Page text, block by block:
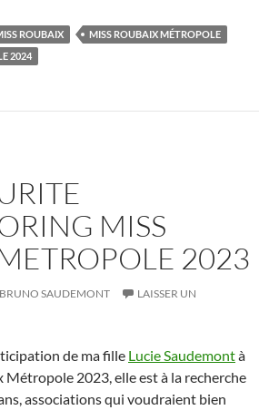
ROUBAIX
MISS ROUBAIX MÉTROPOLE
2024
MISS
2023
BRUNO SAUDEMONT
LAISSER UN
de ma fille Lucie Saudemontà
Métropole 2023, elle est à la recherche
associations qui voudraient bien